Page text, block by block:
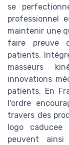
se
professionnel
maintenir une
faire preuve
patients.
masseurs
innovations
patients. En
l'ordre
travers des
logo caducee
peuvent ainsi